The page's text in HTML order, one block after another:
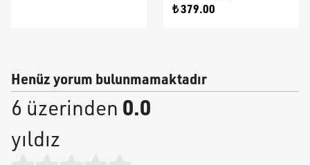
₺ 379.00
Henüz yorum bulunmamaktadır
6 üzerinden 0.0
yıldız